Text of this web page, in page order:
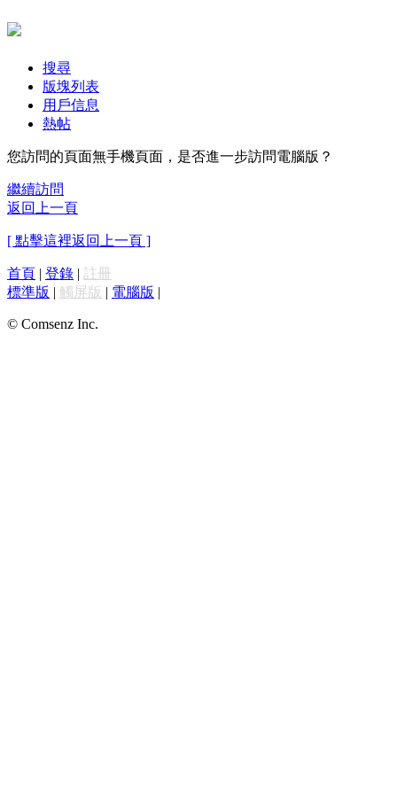
搜尋
版塊列表
用戶信息
熱帖
您訪問的頁面無手機頁面，是否進一步訪問電腦版？
繼續訪問
返回上一頁
[ 點擊這裡返回上一頁 ]
首頁 | 登錄 | 註冊
標準版 | 觸屏版 | 電腦版 |
© Comsenz Inc.